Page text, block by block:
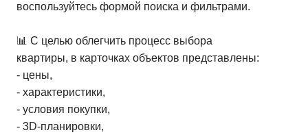
воспользуйтесь формой поиска и фильтрами.
📊 С целью облегчить процесс выбора
квартиры, в карточках объектов представлены:
- цены,
- характеристики,
- условия покупки,
- 3D-планировки,